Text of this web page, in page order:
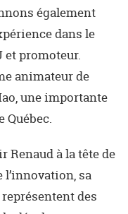
également
dans le
promoteur.
animateur de
une importante
Québec.
Renaud à la tête de
sa
des